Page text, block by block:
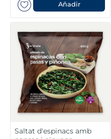
Añadir
Saltat d'espinacs amb